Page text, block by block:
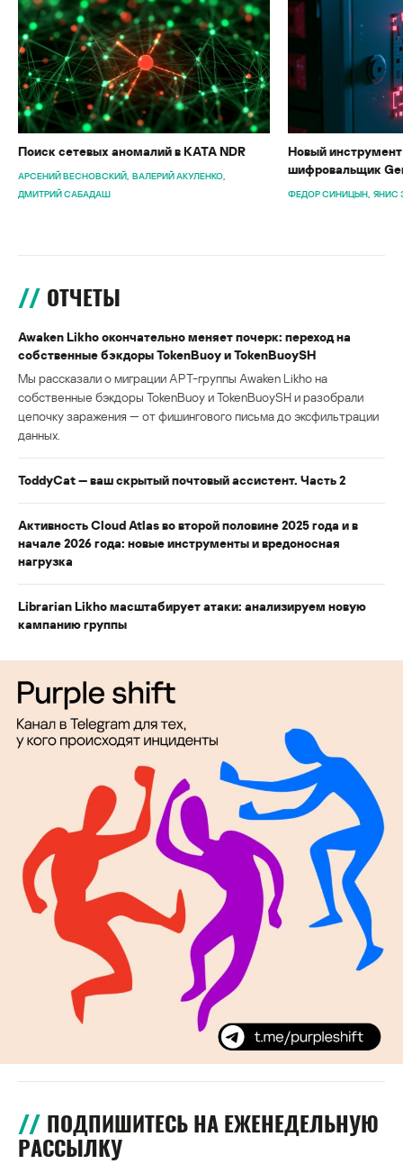
Поиск сетевых аномалий в KATA NDR
АРСЕНИЙ ВЕСНОВСКИЙ ВАЛЕРИЙ АКУЛЕНКО
ДМИТРИЙ САБАДАШ
Новый
шифровальщик
ФЕДОР СИНИЦЫН ЯНИС
ОТЧЕТЫ
Awaken Likho окончательно меняет почерк: переход на
собственные бэкдоры TokenBuoy и TokenBuoySH
Мы рассказали о миграции APT-группы Awaken Likho на
собственные бэкдоры TokenBuoy и TokenBuoySH и разобрали
цепочку заражения — от фишингового письма до эксфильтрации
данных.
ToddyCat — ваш скрытый почтовый ассистент. Часть 2
Активность Cloud Atlas во второй половине 2025 года и в
начале 2026 года: новые инструменты и вредоносная
нагрузка
Librarian Likho масштабирует атаки: анализируем новую
кампанию группы
ПОДПИШИТЕСЬ НА ЕЖЕНЕДЕЛЬНУЮ
РАССЫЛКУ